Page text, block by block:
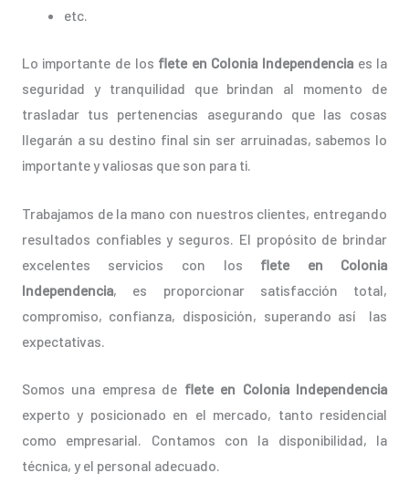
etc.
Lo importante de los flete en Colonia Independenciaes la
seguridad y tranquilidad que brindan al momento de
trasladar tus pertenencias asegurando que las cosas
llegarán a su destino final sin ser arruinadas, sabemos lo
importante y valiosas que son para ti.
Trabajamos de la mano con nuestros clientes, entregando
resultados confiables y seguros. El propósito de brindar
excelentes servicios con los flete en Colonia
Independencia, es proporcionar satisfacción total,
compromiso, confianza, disposición, superando así las
expectativas.
Somos una empresa de flete en Colonia Independencia
experto y posicionado en el mercado, tanto residencial
como empresarial. Contamos con la disponibilidad, la
técnica, y el personal adecuado.